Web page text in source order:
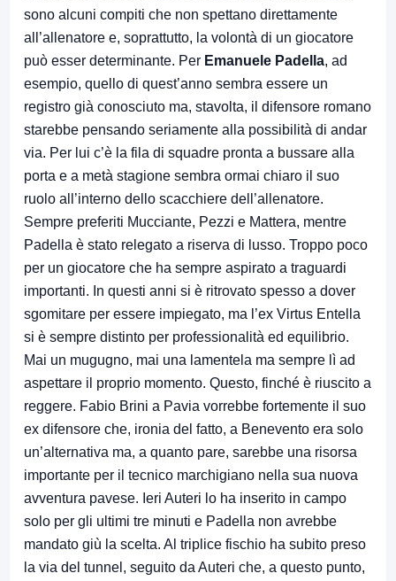
sono alcuni compiti che non spettano direttamente
all’allenatore e, soprattutto, la volontà di un giocatore
può esser determinante. Per Emanuele Padella, ad
esempio, quello di quest’anno sembra essere un
registro già conosciuto ma, stavolta, il difensore romano
starebbe pensando seriamente alla possibilità di andar
via. Per lui c’è la fila di squadre pronta a bussare alla
porta e a metà stagione sembra ormai chiaro il suo
ruolo all’interno dello scacchiere dell’allenatore.
Sempre preferiti Mucciante, Pezzi e Mattera, mentre
Padella è stato relegato a riserva di lusso. Troppo poco
per un giocatore che ha sempre aspirato a traguardi
importanti. In questi anni si è ritrovato spesso a dover
sgomitare per essere impiegato, ma l’ex Virtus Entella
si è sempre distinto per professionalità ed equilibrio.
Mai un mugugno, mai una lamentela ma sempre lì ad
aspettare il proprio momento. Questo, finché è riuscito a
reggere. Fabio Brini a Pavia vorrebbe fortemente il suo
ex difensore che, ironia del fatto, a Benevento era solo
un’alternativa ma, a quanto pare, sarebbe una risorsa
importante per il tecnico marchigiano nella sua nuova
avventura pavese. Ieri Auteri lo ha inserito in campo
solo per gli ultimi tre minuti e Padella non avrebbe
mandato giù la scelta. Al triplice fischio ha subito preso
la via del tunnel, seguito da Auteri che, a questo punto,